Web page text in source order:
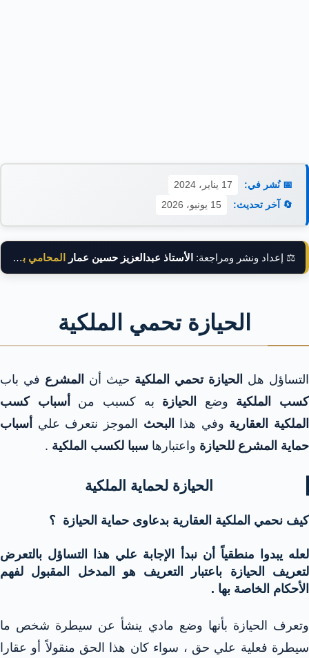
📅 نُشر في:
17 يناير، 2024
🔄 آخر تحديث:
15 يونيو، 2026
⚖️ إعداد ونشر ومراجعة: الأستاذ عبدالعزيز حسين عمار المحامي بالنقض
الحيازة تحمي الملكية
التساؤل هل الحيازة تحمي الملكية حيث أن المشرع في باب
كسب الملكية وضع الحيازة به كسبب من
أسباب كسب
الملكية العقارية وفي هذا البحث الموجز نتعرف علي
أسباب
حماية المشرع للحيازة واعتبارها سببا لكسب الملكية .
الحيازة لحماية الملكية
كيف نحمي الملكية العقارية بدعاوى حماية الحيازة ؟
لعله يبدوا منطقياً أن نبدأ الإجابة علي هذا التساؤل بالتعرض
لتعريف الحيازة باعتبار التعريف هو المدخل المقبول لفهم
الأحكام الخاصة بها .
وتعرف الحيازة بأنها وضع مادي ينشأ عن سيطرة شخص ما
سيطرة فعلية علي حق ، سواء كان هذا الحق منقولاً أو عقارا